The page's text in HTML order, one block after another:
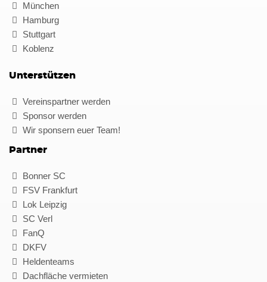
München
Hamburg
Stuttgart
Koblenz
Unterstützen
Vereinspartner werden
Sponsor werden
Wir sponsern euer Team!
Partner
Bonner SC
FSV Frankfurt
Lok Leipzig
SC Verl
FanQ
DKFV
Heldenteams
Dachfläche vermieten